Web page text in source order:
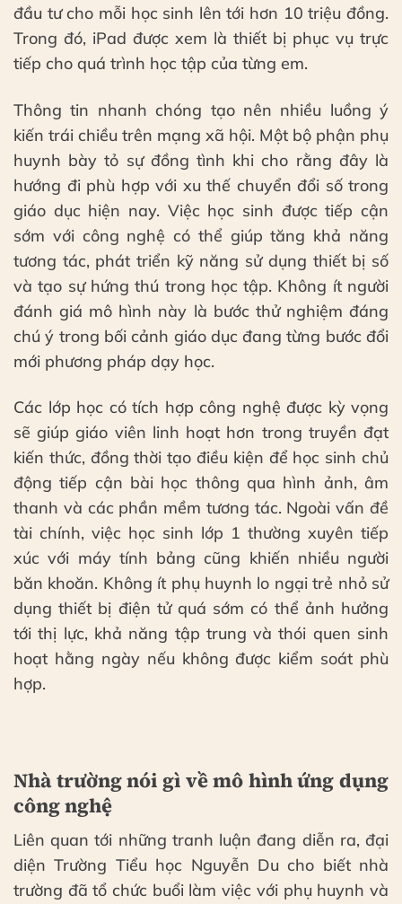
đầu tư cho mỗi học sinh lên tới hơn 10 triệu đồng.
Trong đó, iPad được xem là thiết bị phục vụ trực
tiếp cho quá trình học tập của từng em.
Thông tin nhanh chóng tạo nên nhiều luồng ý
kiến trái chiều trên mạng xã hội. Một bộ phận phụ
huynh bày tỏ sự đồng tình khi cho rằng đây là
hướng đi phù hợp với xu thế chuyển đổi số trong
giáo dục hiện nay. Việc học sinh được tiếp cận
sớm với công nghệ có thể giúp tăng khả năng
tương tác, phát triển kỹ năng sử dụng thiết bị số
và tạo sự hứng thú trong học tập. Không ít người
đánh giá mô hình này là bước thử nghiệm đáng
chú ý trong bối cảnh giáo dục đang từng bước đổi
mới phương pháp dạy học.
Các lớp học có tích hợp công nghệ được kỳ vọng
sẽ giúp giáo viên linh hoạt hơn trong truyền đạt
kiến thức, đồng thời tạo điều kiện để học sinh chủ
động tiếp cận bài học thông qua hình ảnh, âm
thanh và các phần mềm tương tác. Ngoài vấn đề
tài chính, việc học sinh lớp 1 thường xuyên tiếp
xúc với máy tính bảng cũng khiến nhiều người
băn khoăn. Không ít phụ huynh lo ngại trẻ nhỏ sử
dụng thiết bị điện tử quá sớm có thể ảnh hưởng
tới thị lực, khả năng tập trung và thói quen sinh
hoạt hằng ngày nếu không được kiểm soát phù
hợp.
Nhà trường nói gì về mô hình ứng dụng
công nghệ
Liên quan tới những tranh luận đang diễn ra, đại
diện Trường Tiểu học Nguyễn Du cho biết nhà
trường đã tổ chức buổi làm việc với phụ huynh và